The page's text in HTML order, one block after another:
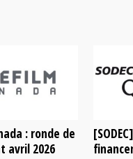
: ronde de
avril 2026